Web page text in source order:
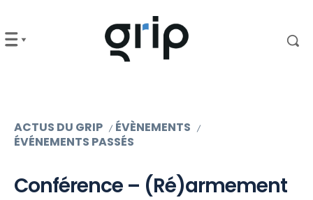
ACTUS DU GRIP
ÉVÈNEMENTS
ÉVÉNEMENTS PASSÉS
Conférence – (Ré)armement